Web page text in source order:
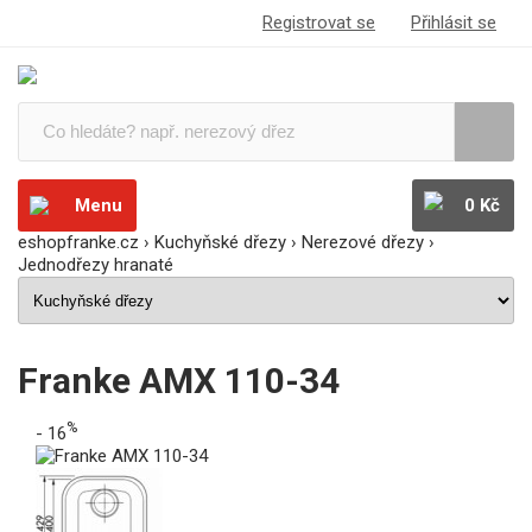
Registrovat se Přihlásit se
Menu
0 Kč
eshopfranke.cz › Kuchyňské dřezy › Nerezové dřezy ›
Jednodřezy hranaté
Franke AMX 110-34
- 16%